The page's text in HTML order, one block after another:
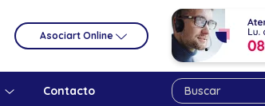
Asociart Online
Contacto